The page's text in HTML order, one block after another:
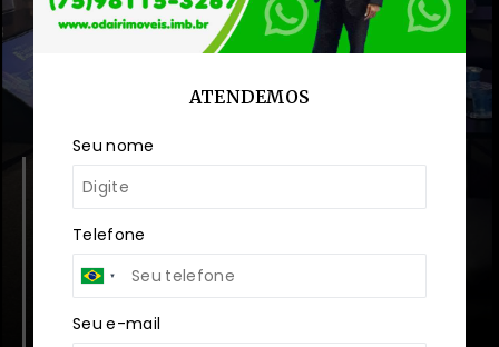
Dr Nilson Araújo -Presidente do
CRECI-BA 2023
Odair recebendo o titulo do Presidente do Conselho
Estadual dos Corretores de Imóveis-BA -Presidente
em exercício Dr Nilson Araújo.
ATENDEMOS
Seu nome
Telefone
Seu e-mail